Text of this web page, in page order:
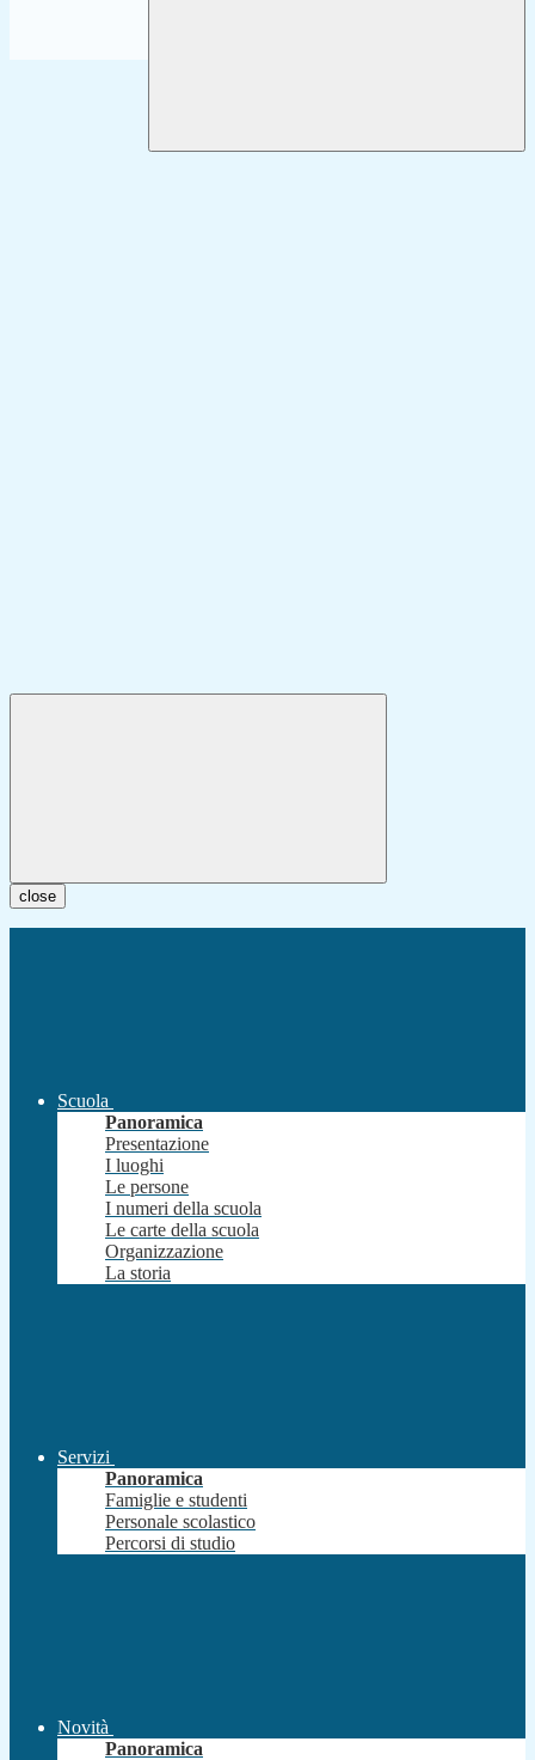
close
Scuola
Panoramica
Presentazione
I luoghi
Le persone
I numeri della scuola
Le carte della scuola
Organizzazione
La storia
Servizi
Panoramica
Famiglie e studenti
Personale scolastico
Percorsi di studio
Novità
Panoramica